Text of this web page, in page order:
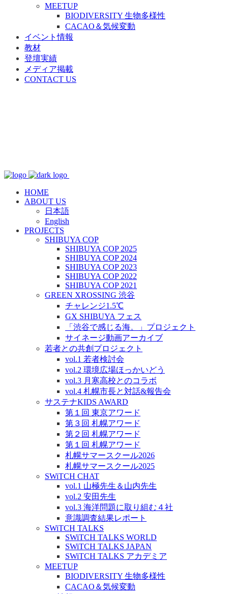
MEETUP
BIODIVERSITY 生物多様性
CACAO＆気候変動
イベント情報
教材
登壇実績
メディア掲載
CONTACT US
HOME
ABOUT US
日本語
English
PROJECTS
SHIBUYA COP
SHIBUYA COP 2025
SHIBUYA COP 2024
SHIBUYA COP 2023
SHIBUYA COP 2022
SHIBUYA COP 2021
GREEN XROSSING 渋谷
チャレンジ1.5℃
GX SHIBUYA フェス
「渋谷で感じる海。」プロジェクト
サイネージ動画アーカイブ
若者との共創プロジェクト
vol.1 若者検討会
vol.2 環境広場ほっかいどう
vol.3 月寒高校とのコラボ
vol.4 札幌市長と対話&報告会
サステナKIDS AWARD
第１回 東京アワード
第３回 札幌アワード
第２回 札幌アワード
第１回 札幌アワード
札幌サマースクール2026
札幌サマースクール2025
SWiTCH CHAT
vol.1 山極先生＆山内先生
vol.2 安田先生
vol.3 海洋問題に取り組む４社
意識調査結果レポート
SWiTCH TALKS
SWiTCH TALKS WORLD
SWiTCH TALKS JAPAN
SWiTCH TALKS アカデミア
MEETUP
BIODIVERSITY 生物多様性
CACAO＆気候変動